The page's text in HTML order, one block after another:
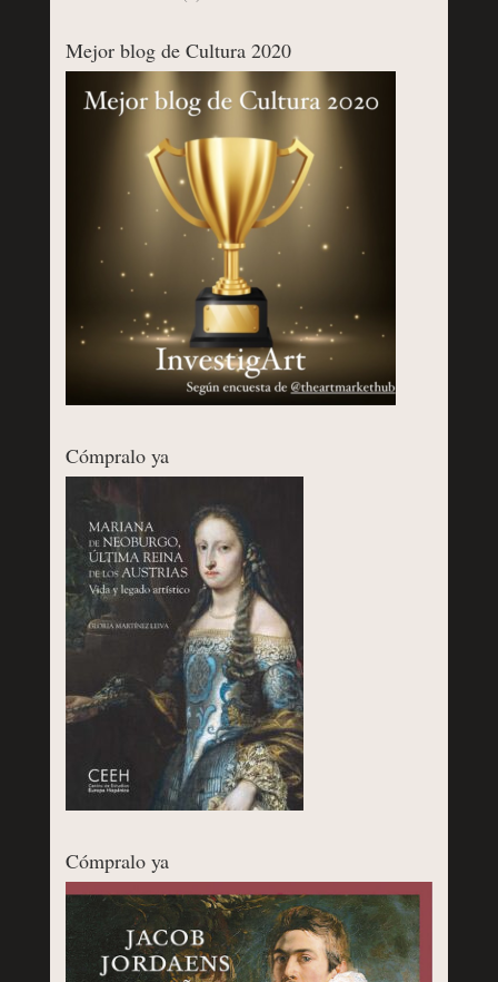
Mejor blog de Cultura 2020
Cómpralo ya
Cómpralo ya